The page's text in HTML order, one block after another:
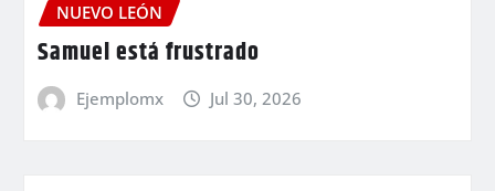
NUEVO LEÓN
Samuel está frustrado
Ejemplomx Jul 30, 2026